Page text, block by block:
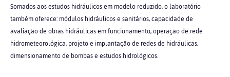
Somados aos estudos hidráulicos em modelo reduzido, o laboratório
também oferece: módulos hidráulicos e sanitários, capacidade de
avaliação de obras hidráulicas em funcionamento, operação de rede
hidrometeorológica, projeto e implantação de redes de hidráulicas,
dimensionamento de bombas e estudos hidrológicos.